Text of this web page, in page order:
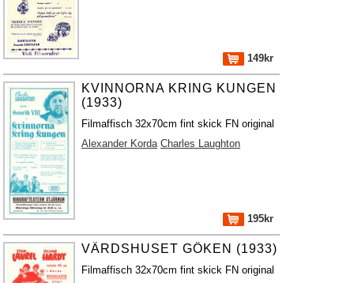
149kr
KVINNORNA KRING KUNGEN
(1933)
Filmaffisch 32x70cm fint skick FN original
Alexander Korda Charles Laughton
195kr
VÄRDSHUSET GÖKEN (1933)
Filmaffisch 32x70cm fint skick FN original